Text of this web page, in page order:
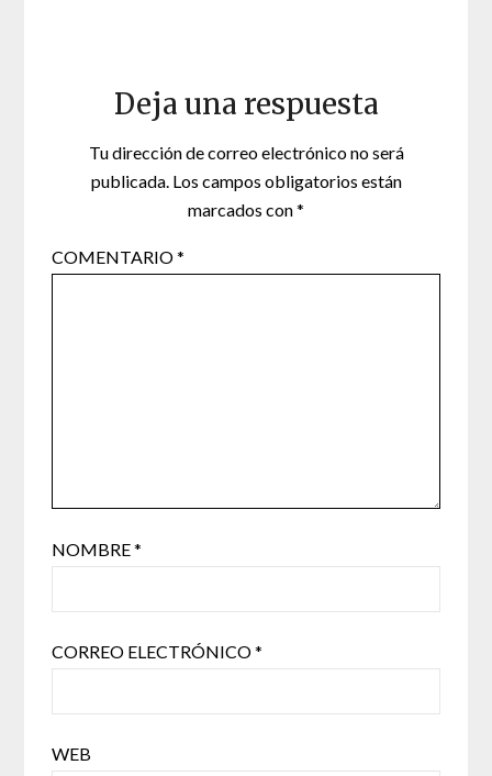
Deja una respuesta
Tu dirección de correo electrónico no será
publicada. Los campos obligatorios están
marcados con*
COMENTARIO*
NOMBRE*
CORREO ELECTRÓNICO*
WEB